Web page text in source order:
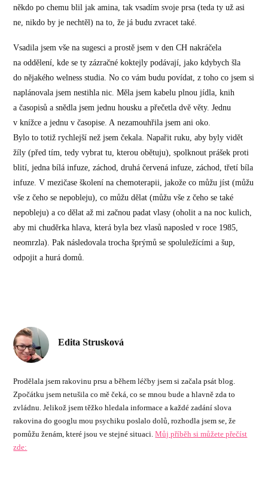
někdo po chemu blil jak amina, tak vsadím svoje prsa (teda ty už asi
ne, nikdo by je nechtěl) na to, že já budu zvracet také.
Vsadila jsem vše na sugesci a prostě jsem v den CH nakráčela
na oddělení, kde se ty zázračné koktejly podávají, jako kdybych šla
do nějakého welness studia. No co vám budu povídat, z toho co jsem si
naplánovala jsem nestihla nic. Měla jsem kabelu plnou jídla, knih
a časopisů a snědla jsem jednu housku a přečetla dvě věty. Jednu
v knížce a jednu v časopise. A nezamouhřila jsem ani oko.
Bylo to totiž rychlejší než jsem čekala. Napařit ruku, aby byly vidět
žíly (před tím, tedy vybrat tu, kterou obětuju), spolknout prášek proti
blití, jedna bílá infuze, záchod, druhá červená infuze, záchod, třetí bíla
infuze. V mezičase školení na chemoterapii, jakože co můžu jíst (můžu
vše z čeho se nepobleju), co můžu dělat (můžu vše z čeho se také
nepobleju) a co dělat až mi začnou padat vlasy (oholit a na noc kulich,
aby mi chuděrka hlava, která byla bez vlasů naposled v roce 1985,
neomrzla). Pak následovala trocha šprýmů se spoluležícími a šup,
odpojit a hurá domů.
Edita Strusková
Prodělala jsem rakovinu prsu a během léčby jsem si začala psát blog.
Zpočátku jsem netušila co mě čeká, co se mnou bude a hlavně zda to
zvládnu. Jelikož jsem těžko hledala informace a každé zadání slova
rakovina do googlu mou psychiku poslalo dolů, rozhodla jsem se, že
pomůžu ženám, které jsou ve stejné situaci.Můj příběh si můžete přečíst
zde: